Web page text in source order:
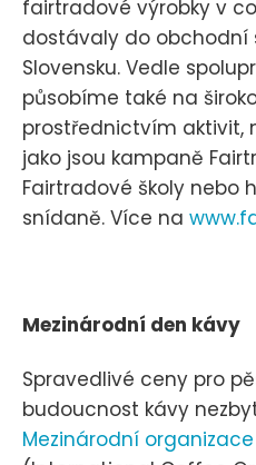
fairtradové výrobky v
dostávaly do obchodní
Slovensku. Vedle
působíme také na
prostřednictvím aktivit,
jako jsou kampaně
Fairtradové školy nebo
snídaně. Více na
Mezinárodní den kávy
Spravedlivé ceny pro
budoucnost kávy
Mezinárodní